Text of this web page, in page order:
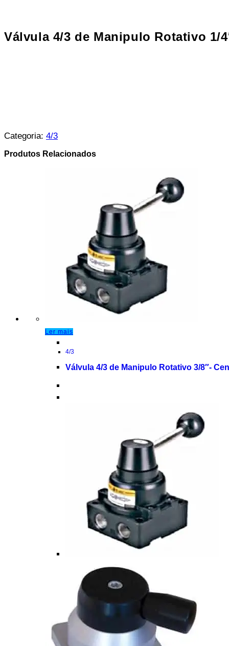
Válvula 4/3 de Manipulo Rotativo 1/
Categoria: 4/3
Produtos Relacionados
Ler mais
4/3
Válvula 4/3 de Manipulo Rotativo 3/8″-